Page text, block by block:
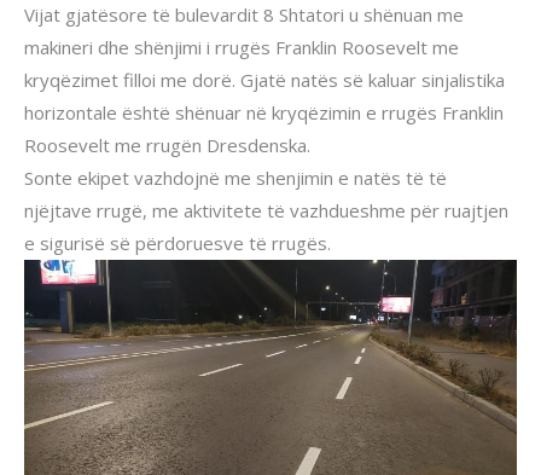
Vijat gjatësore të bulevardit 8 Shtatori u shënuan me
makineri dhe shënjimi i rrugës Franklin Roosevelt me ​​
kryqëzimet filloi me dorë. Gjatë natës së kaluar sinjalistika
horizontale është shënuar në kryqëzimin e rrugës Franklin
Roosevelt me ​​rrugën Dresdenska.
Sonte ekipet vazhdojnë me shenjimin e natës të të
njëjtave rrugë, me aktivitete të vazhdueshme për ruajtjen
e sigurisë së përdoruesve të rrugës.